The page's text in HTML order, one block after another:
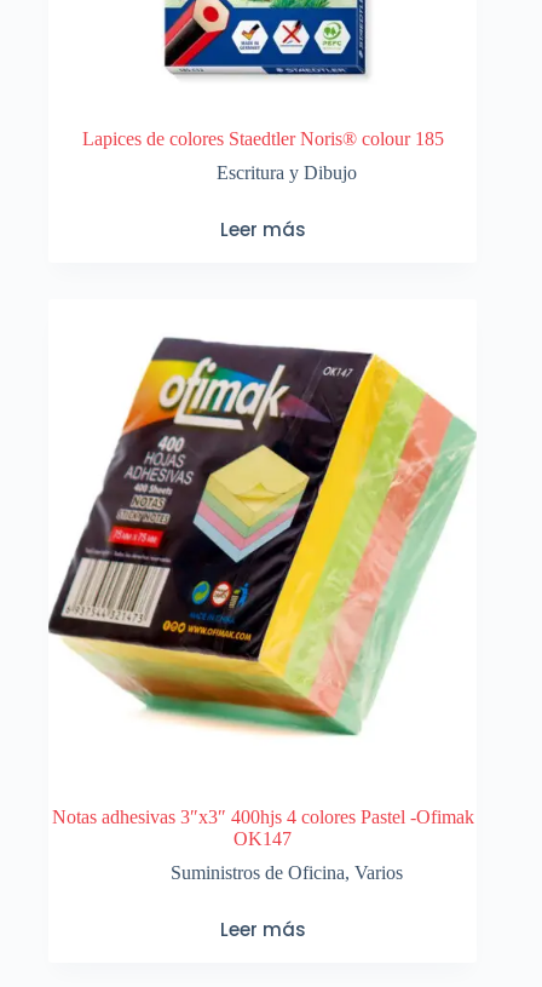
Lapices de colores Staedtler Noris® colour 185
Escritura y Dibujo
Leer más
Notas adhesivas 3″x3″ 400hjs 4 colores Pastel -Ofimak
OK147
Suministros de Oficina,Varios
Leer más